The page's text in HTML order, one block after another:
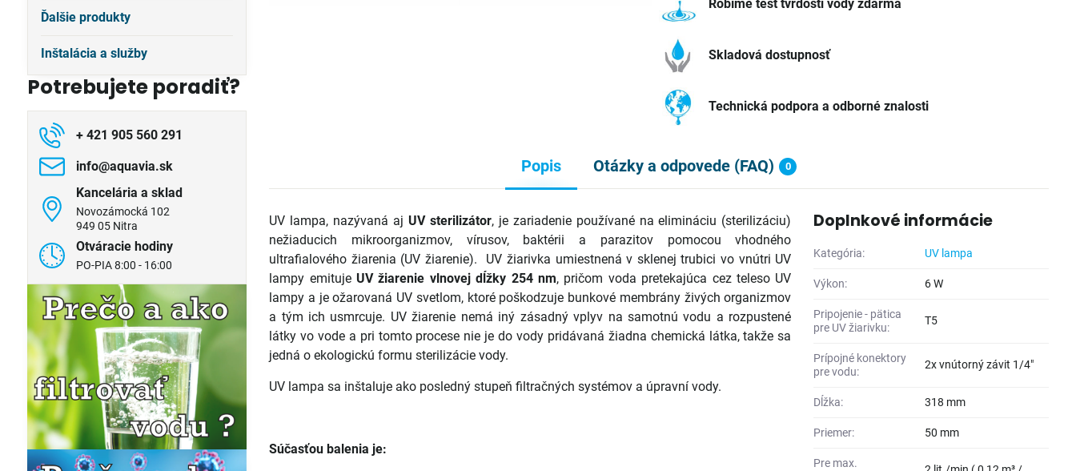
Robíme test tvrdosti vody zdarma
Skladová dostupnosť
Technická podpora a odborné znalosti
Popis Otázky a odpovede (FAQ) 0
UV lampa, nazývaná aj UV sterilizátor, je zariadenie používané na elimináciu (sterilizáciu)
nežiaducich mikroorganizmov, vírusov, baktérii a parazitov pomocou vhodného
ultrafialového žiarenia (UV žiarenie). UV žiarivka umiestnená v sklenej trubici vo vnútri UV
lampy emituje UV žiarenie vlnovej dĺžky 254 nm, pričom voda pretekajúca cez teleso UV
lampy a je ožarovaná UV svetlom, ktoré poškodzuje bunkové membrány živých organizmov
a tým ich usmrcuje. UV žiarenie nemá iný zásadný vplyv na samotnú vodu a rozpustené
látky vo vode a pri tomto procese nie je do vody pridávaná žiadna chemická látka, takže sa
jedná o ekologickú formu sterilizácie vody.
UV lampa sa inštaluje ako posledný stupeň filtračných systémov a úpravní vody.
Súčasťou balenia je:
Doplnkové informácie
Kategória: UV lampa
Výkon: 6 W
Pripojenie - pätica
pre UV žiarivku:
T5
Prípojné konektory
pre vodu:
2x vnútorný závit 1/4"
Dĺžka: 318 mm
Priemer: 50 mm
Pre max.
Ďalšie produkty
Inštalácia a služby
Potrebujete poradiť?
+ 421 905 560 291
info​@aquavia​.sk
Kancelária a sklad
Novozámocká 102
949 05 Nitra
Otváracie hodiny
PO-PIA 8:00 - 16:00